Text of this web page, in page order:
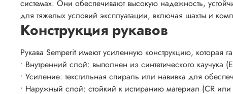
системах. Они обеспечивают высокую надежность,
для тяжелых условий эксплуатации, включая шахты и
Конструкция рукавов
Рукава Semperit имеют усиленную конструкцию, которая
• Внутренний слой: выполнен из синтетического
• Усиление: текстильная спираль или навивка для
• Наружный слой: стойкий к истиранию материал (CR